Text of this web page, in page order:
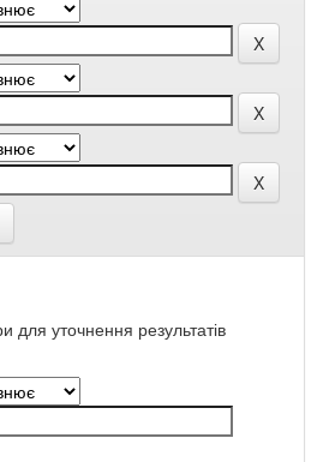
для уточнення результатів